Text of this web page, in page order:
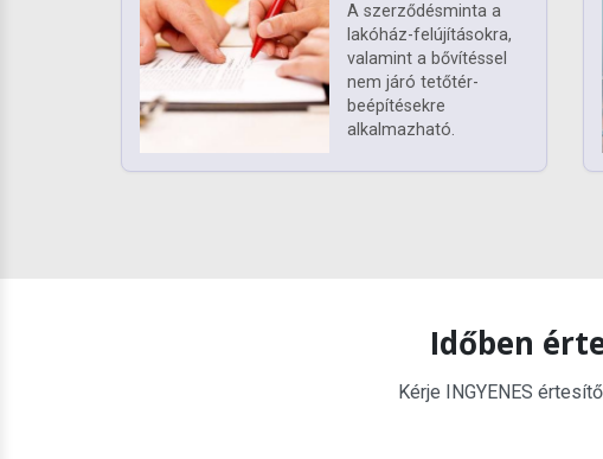
A szerződésminta a
lakóház-felújításokra,
valamint a bővítéssel
nem járó tetőtér-
beépítésekre
alkalmazható.
Időben
Kérje INGYENES